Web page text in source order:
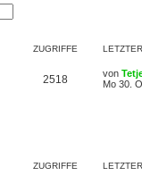
ZUGRIFFE
2518 von
Mo 30.
ZUGRIFFE